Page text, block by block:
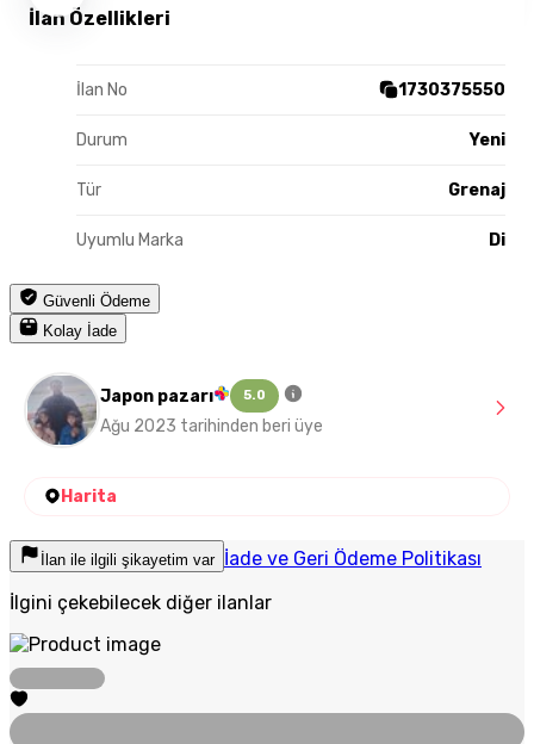
İlan Özellikleri
İlan No 1730375550
Durum Yeni
Tür Grenaj
Uyumlu Marka Di
Güvenli Ödeme
Kolay İade
Japon pazarı 5.0
Ağu 2023 tarihinden beri üye
Harita
İlan ile ilgili şikayetim var İade ve Geri Ödeme Politikası
İlgini çekebilecek diğer ilanlar